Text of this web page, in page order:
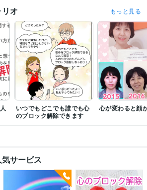
繊細さん
マインドブロック
解除 自動書記 松果体 hsp
3月 ~ 1992年2月
オ もっと見る
いつでもどこでも誰でも心
のブロック解除できます
心が変わると顔
サービス